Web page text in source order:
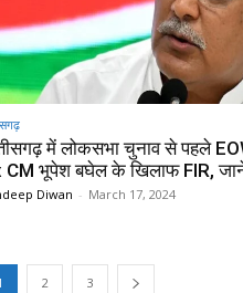
में लोकसभा चुनाव से पहले
CM भूपेश बघेल के खिलाफ FIR, जानें
Diwan - March 17, 2024
2 3